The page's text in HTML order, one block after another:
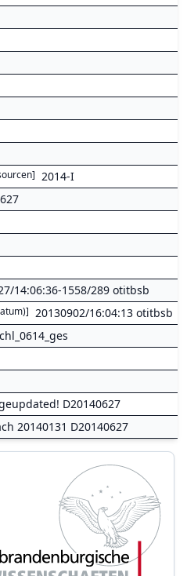
] 2014-I
14:06:36-1558/289 otitbsb
] 20130902/16:04:13 otitbsb
D20140627
20140131 D20140627